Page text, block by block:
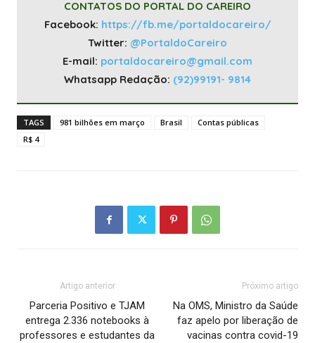
CONTATOS DO PORTAL DO CAREIRO
Facebook: https://fb.me/portaldocareiro/
Twitter: @PortaldoCareiro
E-mail: portaldocareiro@gmail.com
Whatsapp Redação: (92)99191- 9814
TAGS 981 bilhões em março Brasil
Contas públicas
R$ 4
Artigo anterior
Parceria Positivo e TJAM
entrega 2.336 notebooks à
professores e estudantes da
Próximo artigo
Na OMS, Ministro da Saúde
faz apelo por liberação de
vacinas contra covid-19